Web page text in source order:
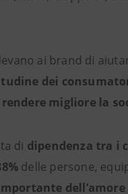
ai brand di
dei
migliore la
di dipendenza tra i
delle persone,
dell’amore